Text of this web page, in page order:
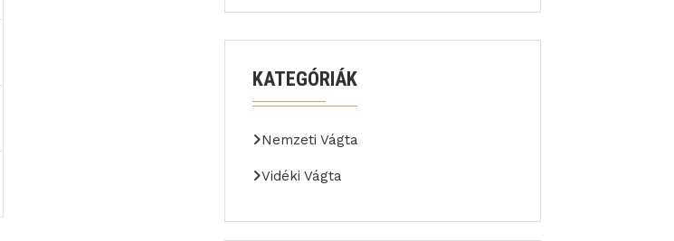
KATEGÓRIÁK
Nemzeti Vágta
Vidéki Vágta